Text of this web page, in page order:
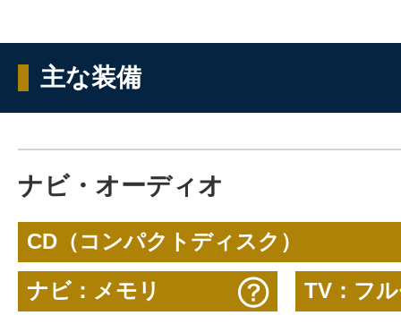
主な装備
ナビ・オーディオ
CD（コンパクトディスク）
ナビ：メモリ TV：フ